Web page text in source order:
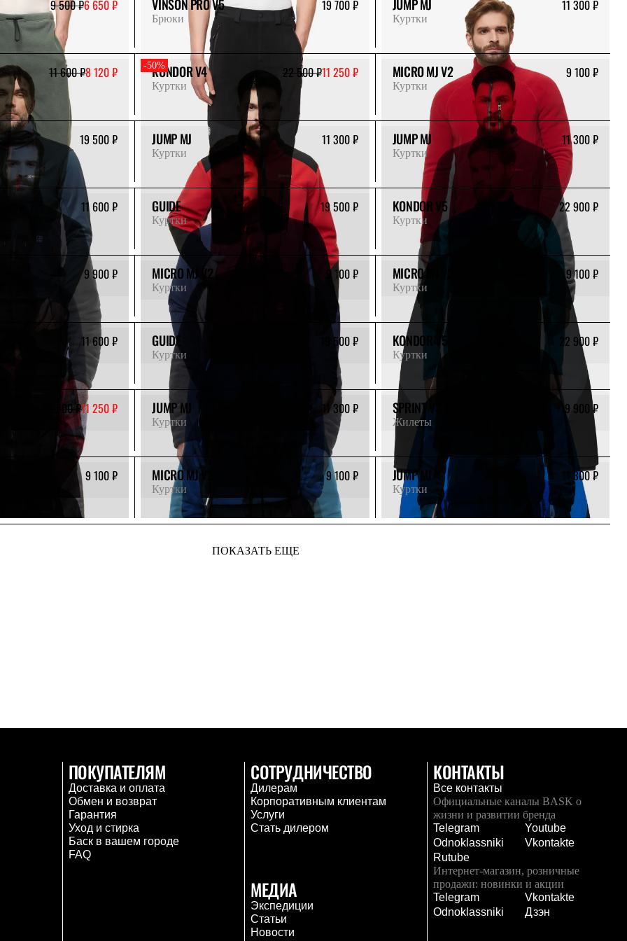
9 500 ₽6 650 ₽ VINSON PRO V5
Брюки
19 700 ₽ JUMP MJ
Куртки
11 300 ₽
11 600 ₽8 120 ₽ -50%
KONDOR V4
Куртки
22 500 ₽11 250 ₽ MICRO MJ V2
Куртки
9 100 ₽
19 500 ₽ JUMP MJ
Куртки
11 300 ₽ JUMP MJ
Куртки
11 300 ₽
11 600 ₽ GUIDE
Куртки
19 500 ₽ KONDOR V5
Куртки
22 900 ₽
9 900 ₽ MICRO MJ V2
Куртки
9 100 ₽ MICRO MJ V2
Куртки
9 100 ₽
11 600 ₽ GUIDE
Куртки
19 500 ₽ KONDOR V5
Куртки
22 900 ₽
22 500 ₽11 250 ₽ JUMP MJ
Куртки
11 300 ₽ SPRINT V3
Жилеты
9 900 ₽
9 100 ₽ MICRO MJ V2
Куртки
9 100 ₽ JUMP MJ
Куртки
11 300 ₽
ПОКАЗАТЬ ЕЩЕ
ПОКУПАТЕЛЯМ
Доставка и оплата
Обмен и возврат
Гарантия
Уход и стирка
Баск в вашем городе
FAQ
СОТРУДНИЧЕСТВО
Дилерам
Корпоративным клиентам
Услуги
Стать дилером
МЕДИА
Экспедиции
Статьи
Новости
КОНТАКТЫ
Все контакты
Официальные каналы BASK о
жизни и развитии бренда
Telegram
Youtube
Odnoklassniki
Vkontakte
Rutube
Интернет-магазин, розничные
продажи: новинки и акции
Telegram
Vkontakte
Odnoklassniki
Дзэн